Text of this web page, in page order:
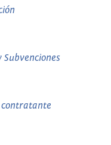
Subvenciones